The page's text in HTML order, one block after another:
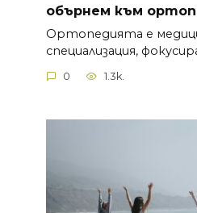
обърнем към
Ортопедията е
специализация,
0 1.3k.